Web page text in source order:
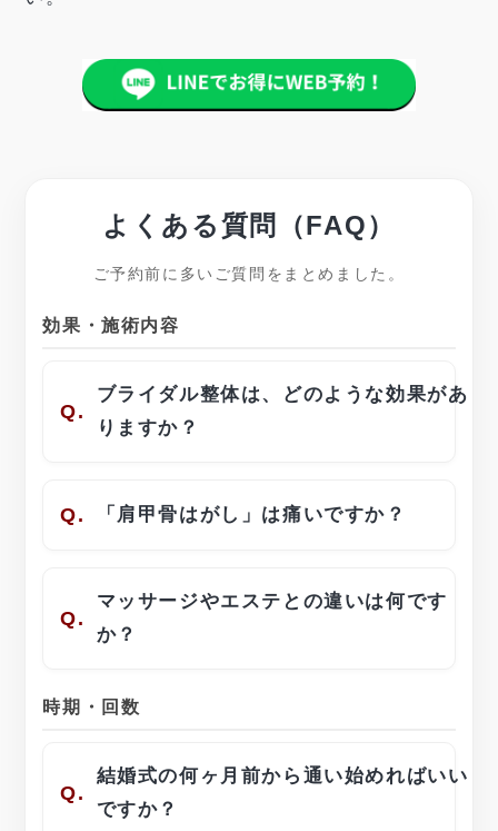
よくある質問（FAQ）
ご予約前に多いご質問をまとめました。
効果・施術内容
Q.
ブライダル整体は、どのような効果があ
りますか？
Q. 「肩甲骨はがし」は痛いですか？
Q.
マッサージやエステとの違いは何です
か？
時期・回数
Q.
結婚式の何ヶ月前から通い始めればいい
ですか？